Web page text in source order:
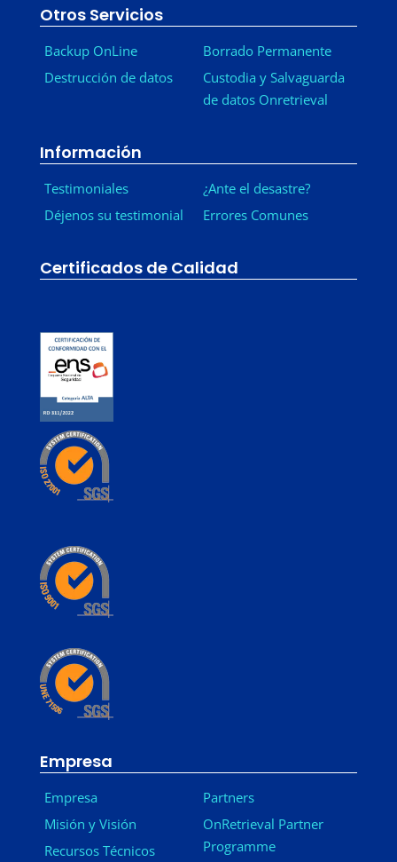
Otros Servicios
Backup OnLine
Destrucción de datos
Borrado Permanente
Custodia y Salvaguarda
de datos Onretrieval
Información
Testimoniales
Déjenos su testimonial
¿Ante el desastre?
Errores Comunes
Certificados de Calidad
Empresa
Empresa
Misión y Visión
Recursos Técnicos
Partners
OnRetrieval Partner
Programme